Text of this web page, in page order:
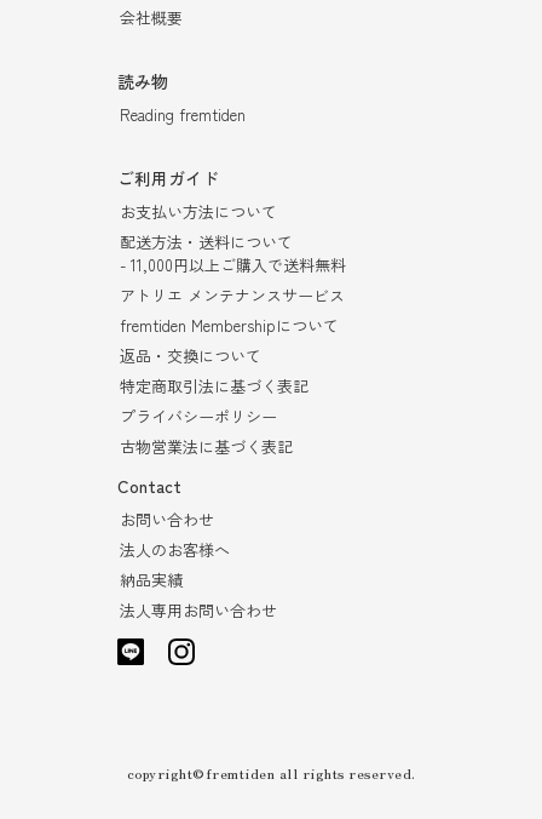
会社概要
読み物
Reading fremtiden
ご利用ガイド
お支払い方法について
配送方法・送料について
- 11,000円以上ご購入で送料無料
アトリエ メンテナンスサービス
fremtiden Membershipについて
返品・交換について
特定商取引法に基づく表記
プライバシーポリシー
古物営業法に基づく表記
Contact
お問い合わせ
法人のお客様へ
納品実績
法人専用お問い合わせ
copyright©fremtiden all rights reserved.